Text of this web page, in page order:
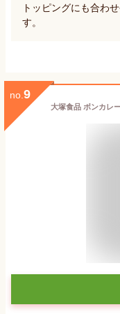
トッピングにも合わ
す。
no. 9